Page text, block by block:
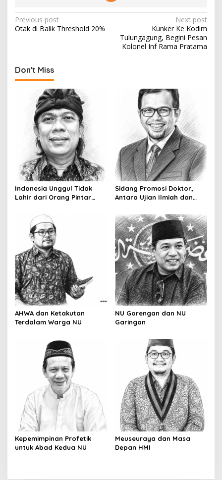
P
o
t
n
t
o
n
Previous post
Otak di Balik Threshold 20%
Next post
Kunker Ke Kodim
Tulungagung, Begini Pesan
Kolonel Inf Rama Pratama
Don't Miss
Indonesia Unggul Tidak
Lahir dari Orang Pintar
Sidang Promosi Doktor,
Antara Ujian Ilmiah dan
AHWA dan Ketakutan
Terdalam Warga NU
NU Gorengan dan NU
Garingan
Kepemimpinan Profetik
untuk Abad Kedua NU
Meuseuraya dan Masa
Depan HMI